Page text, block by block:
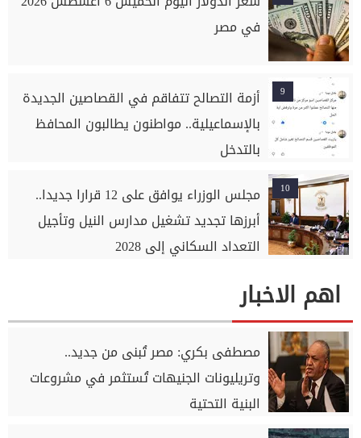
في مصر
9
أزمة التصالح تتفاقم في القصاصين الجديدة
بالإسماعيلية.. مواطنون يطالبون المحافظ
بالتدخل
10
مجلس الوزراء يوافق على 12 قرارا جديدا..
أبرزها تجديد تشغيل مدارس النيل وتأجيل
التعداد السكاني إلى 2028
اهم الاخبار
مصطفى بكري: مصر تُبنى من جديد..
وتريليونات الجنيهات تُستثمر في مشروعات
البنية التحتية